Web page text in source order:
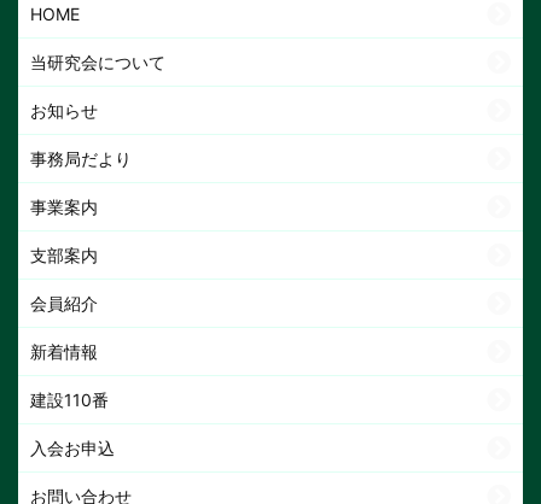
HOME
当研究会について
お知らせ
事務局だより
事業案内
支部案内
会員紹介
新着情報
建設110番
入会お申込
お問い合わせ